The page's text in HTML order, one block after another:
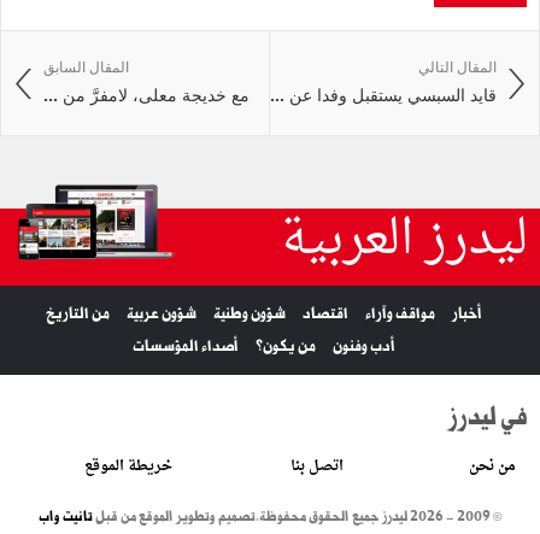
المقال السابق
مع خديجة معلى، لامفرَّ من ...
المقال التالي
قايد السبسي يستقبل وفدا عن ...
ليدرز العربية
أخبار مواقف وآراء اقتصاد شؤون وطنية شؤون عربية
من التاريخ
أدب وفنون
من يكون؟ أصداء المؤسسات
في ليدرز
من نحن اتصل بنا خريطة الموقع
© 2009 - 2026 ليدرز جميع الحقوق محفوظة. تصميم وتطوير الموقع من قبلتانيت واب